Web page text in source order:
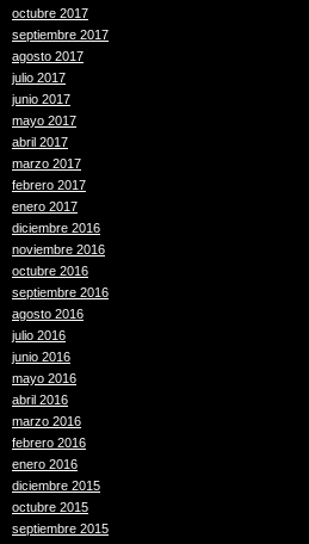
octubre 2017
septiembre 2017
agosto 2017
julio 2017
junio 2017
mayo 2017
abril 2017
marzo 2017
febrero 2017
enero 2017
diciembre 2016
noviembre 2016
octubre 2016
septiembre 2016
agosto 2016
julio 2016
junio 2016
mayo 2016
abril 2016
marzo 2016
febrero 2016
enero 2016
diciembre 2015
octubre 2015
septiembre 2015